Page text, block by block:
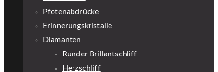
Pfotenabdrücke
Erinnerungskristalle
Diamanten
Runder Brillantschliff
Herzschliff